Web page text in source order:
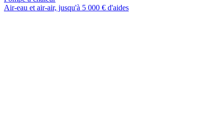
Air-eau et air-air, jusqu'à 5 000 € d'aides